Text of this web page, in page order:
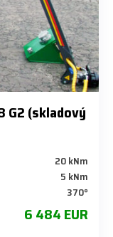
G2 (skladový
20 kNm
5 kNm
370°
6 484 EUR